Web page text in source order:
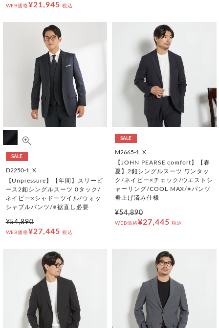
WEB価格¥21,945 税込
SALE
D2250-1_X
【Unpressure】【年間】スリーピ
ース2釦シングルスーツ 0タック/
ネイビー×シャドーツイル/ウォッ
シャブルパンツ/※裾直し必要
¥54,890
WEB価格¥27,445 税込
SALE
M2665-1_X
【JOHN PEARSE comfort】【春
夏】2釦シングルスーツ ワンタッ
ク/ネイビー×チェック/ウエストシ
ャーリング/COOL MAX/※パンツ
裾上げ済み仕様
¥54,890
WEB価格¥27,445 税込